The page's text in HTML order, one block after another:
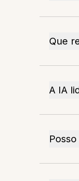
Que
A IA